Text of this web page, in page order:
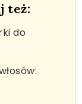
też:
do